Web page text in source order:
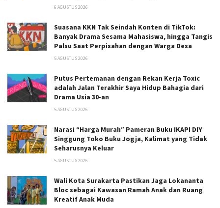
6 AGUSTUS 2026
Suasana KKN Tak Seindah Konten di TikTok:
Banyak Drama Sesama Mahasiswa, hingga Tangis
Palsu Saat Perpisahan dengan Warga Desa
5 AGUSTUS 2026
Putus Pertemanan dengan Rekan Kerja Toxic
adalah Jalan Terakhir Saya Hidup Bahagia dari
Drama Usia 30-an
5 AGUSTUS 2026
Narasi “Harga Murah” Pameran Buku IKAPI DIY
Singgung Toko Buku Jogja, Kalimat yang Tidak
Seharusnya Keluar
5 AGUSTUS 2026
Wali Kota Surakarta Pastikan Jaga Lokananta
Bloc sebagai Kawasan Ramah Anak dan Ruang
Kreatif Anak Muda